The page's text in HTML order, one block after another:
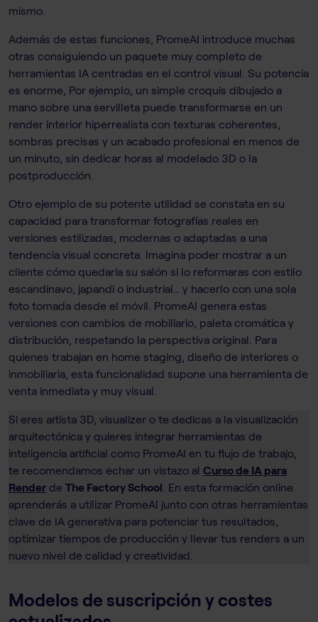
mismo.
Además de estas funciones, PromeAI introduce muchas
otras consiguiendo un paquete muy completo de
herramientas IA centradas en el control visual. Su potencia
es enorme, Por ejemplo, un simple croquis dibujado a
mano sobre una servilleta puede transformarse en un
render interior hiperrealista con texturas coherentes,
sombras precisas y un acabado profesional en menos de
un minuto, sin dedicar horas al modelado 3D o la
postproducción.
Otro ejemplo de su potente utilidad se constata en su
capacidad para transformar fotografías reales en
versiones estilizadas, modernas o adaptadas a una
tendencia visual concreta. Imagina poder mostrar a un
cliente cómo quedaría su salón si lo reformaras con estilo
escandinavo, japandi o industrial… y hacerlo con una sola
foto tomada desde el móvil. PromeAI genera estas
versiones con cambios de mobiliario, paleta cromática y
distribución, respetando la perspectiva original. Para
quienes trabajan en home staging, diseño de interiores o
inmobiliaria, esta funcionalidad supone una herramienta de
venta inmediata y muy visual.
Si eres artista 3D, visualizer o te dedicas a la visualización
arquitectónica y quieres integrar herramientas de
inteligencia artificial como PromeAI en tu flujo de trabajo,
te recomendamos echar un vistazo al Curso de IA para
Render de The Factory School . En esta formación online
aprenderás a utilizar PromeAI junto con otras herramientas
clave de IA generativa para potenciar tus resultados,
optimizar tiempos de producción y llevar tus renders a un
nuevo nivel de calidad y creatividad.
Modelos de suscripción y costes